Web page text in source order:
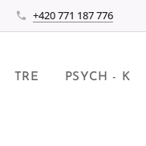
+420 771 187 776
TRE PSYCH - K